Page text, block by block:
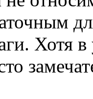
Хотя в